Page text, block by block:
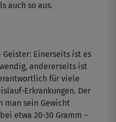
auch so aus.
Einerseits ist es
andererseits ist
für viele
Erkrankungen. Der
man sein Gewicht
etwa 20-30 Gramm –